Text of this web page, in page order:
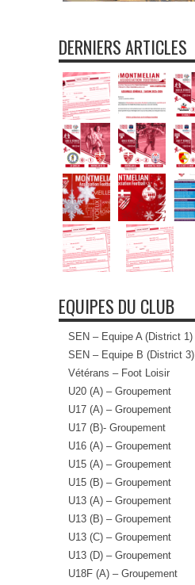
DERNIERS ARTICLES
EQUIPES DU CLUB
SEN – Equipe A (District 1)
SEN – Equipe B (District 3)
Vétérans – Foot Loisir
U20 (A) – Groupement
U17 (A) – Groupement
U17 (B)- Groupement
U16 (A) – Groupement
U15 (A) – Groupement
U15 (B) – Groupement
U13 (A) – Groupement
U13 (B) – Groupement
U13 (C) – Groupement
U13 (D) – Groupement
U18F (A) – Groupement